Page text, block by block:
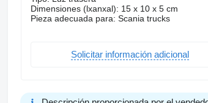
Dimensiones (lxanxal): 15 x 10 x 5 cm
Pieza adecuada para: Scania trucks
Solicitar información adicional